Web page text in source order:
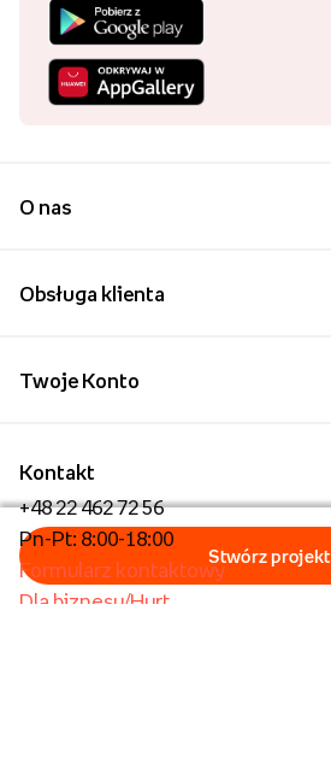
Kontakt
+48 22 462 72 56
Pn-Pt: 8:00-18:00
Formularz kontaktowy